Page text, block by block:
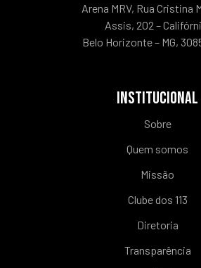
Arena MRV, Rua Cristina
Assis, 202 –
Belo Horizonte – MG,
INSTITUCIONAL
Sobre
Quem somos
Missão
Clube dos 113
Diretoria
Transparência